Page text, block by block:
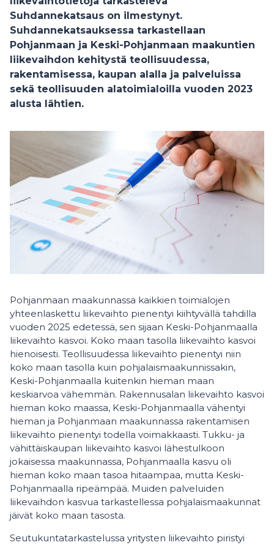
Suhdannekatsaus on ilmestynyt.
Suhdannekatsauksessa tarkastellaan
Pohjanmaan ja Keski-Pohjanmaan maakuntien
liikevaihdon kehitystä teollisuudessa,
rakentamisessa, kaupan alalla ja palveluissa
sekä teollisuuden alatoimialoilla vuoden 2023
alusta lähtien.
Pohjanmaan maakunnassa kaikkien toimialojen
yhteenlaskettu liikevaihto pienentyi kiihtyvällä tahdilla
vuoden 2025 edetessä, sen sijaan Keski-Pohjanmaalla
liikevaihto kasvoi. Koko maan tasolla liikevaihto kasvoi
hienoisesti. Teollisuudessa liikevaihto pienentyi niin
koko maan tasolla kuin pohjalaismaakunnissakin,
Keski-Pohjanmaalla kuitenkin hieman maan
keskiarvoa vähemmän. Rakennusalan liikevaihto kasvoi
hieman koko maassa, Keski-Pohjanmaalla vähentyi
hieman ja Pohjanmaan maakunnassa rakentamisen
liikevaihto pienentyi todella voimakkaasti. Tukku- ja
vähittäiskaupan liikevaihto kasvoi lähestulkoon
jokaisessa maakunnassa, Pohjanmaalla kasvu oli
hieman koko maan tasoa hitaampaa, mutta Keski-
Pohjanmaalla ripeämpää. Muiden palveluiden
liikevaihdon kasvua tarkastellessa pohjalaismaakunnat
jäivät koko maan tasosta.
Seutukuntatarkastelussa yritysten liikevaihto piristyi